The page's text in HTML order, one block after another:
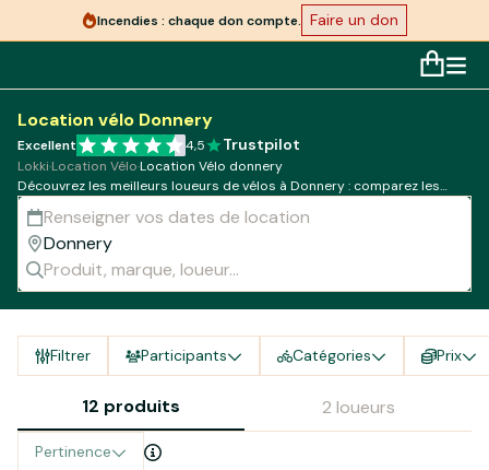
Incendies : chaque don compte. Faire un don
Location vélo Donnery
Excellent 4,5 Trustpilot
Lokki·Location Vélo·Location Vélo donnery
Découvrez les meilleurs loueurs de vélos à Donnery : comparez les
modèles, tarifs et disponibilités !
Filtrer Participants Catégories Prix
12 produits 2 loueurs
Pertinence